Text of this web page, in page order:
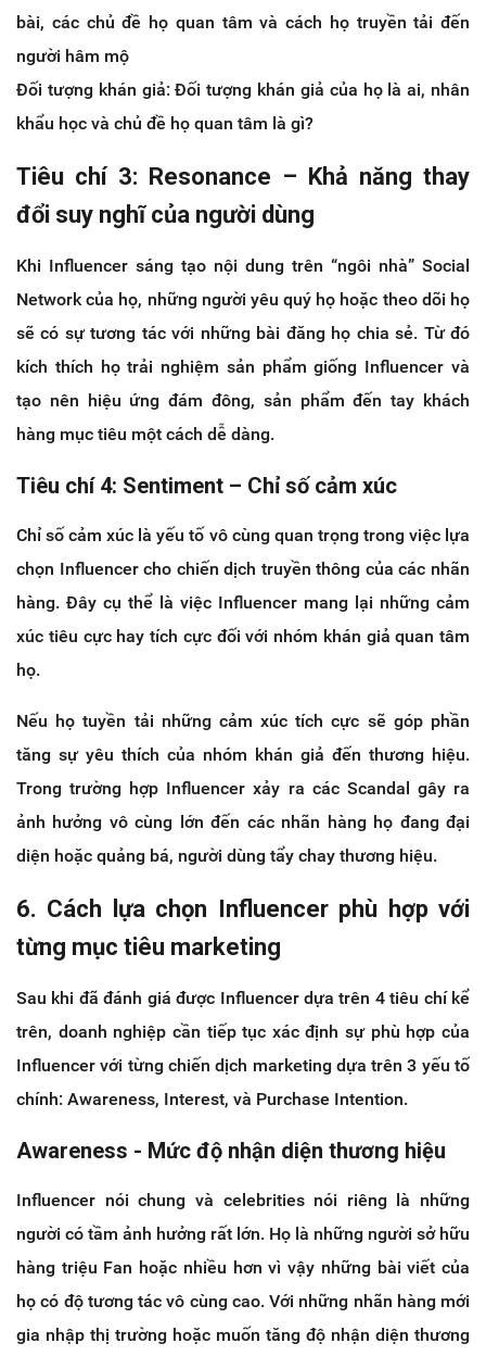
bài, các chủ đề họ quan tâm và cách họ truyền tải đến
người hâm mộ
Đối tượng khán giả: Đối tượng khán giả của họ là ai, nhân
khẩu học và chủ đề họ quan tâm là gì?
Tiêu chí 3: Resonance – Khả năng thay
đổi suy nghĩ của người dùng
Khi Influencer sáng tạo nội dung trên “ngôi nhà” Social
Network của họ, những người yêu quý họ hoặc theo dõi họ
sẽ có sự tương tác với những bài đăng họ chia sẻ. Từ đó
kích thích họ trải nghiệm sản phẩm giống Influencer và
tạo nên hiệu ứng đám đông, sản phẩm đến tay khách
hàng mục tiêu một cách dễ dàng.
Tiêu chí 4: Sentiment – Chỉ số cảm xúc
Chỉ số cảm xúc là yếu tố vô cùng quan trọng trong việc lựa
chọn Influencer cho chiến dịch truyền thông của các nhãn
hàng. Đây cụ thể là việc Influencer mang lại những cảm
xúc tiêu cực hay tích cực đối với nhóm khán giả quan tâm
họ.
Nếu họ tuyền tải những cảm xúc tích cực sẽ góp phần
tăng sự yêu thích của nhóm khán giả đến thương hiệu.
Trong trường hợp Influencer xảy ra các Scandal gây ra
ảnh hưởng vô cùng lớn đến các nhãn hàng họ đang đại
diện hoặc quảng bá, người dùng tẩy chay thương hiệu.
6. Cách lựa chọn Influencer phù hợp với
từng mục tiêu marketing
Sau khi đã đánh giá được Influencer dựa trên 4 tiêu chí kể
trên, doanh nghiệp cần tiếp tục xác định sự phù hợp của
Influencer với từng chiến dịch marketing dựa trên 3 yếu tố
chính: Awareness, Interest, và Purchase Intention.
Awareness - Mức độ nhận diện thương hiệu
Influencer nói chung và celebrities nói riêng là những
người có tầm ảnh hưởng rất lớn. Họ là những người sở hữu
hàng triệu Fan hoặc nhiều hơn vì vậy những bài viết của
họ có độ tương tác vô cùng cao. Với những nhãn hàng mới
gia nhập thị trường hoặc muốn tăng độ nhận diện thương